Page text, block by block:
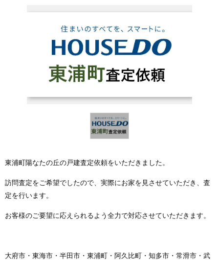
東浦町陽なたの丘の戸建査定依頼をいただきました。
訪問査定をご希望でしたので、実際にお家を見させていただき、査
定を行います。
お客様のご要望に応えられるよう全力で対応させていただきます。
大府市・東海市・半田市・東浦町・阿久比町・知多市・常滑市・武